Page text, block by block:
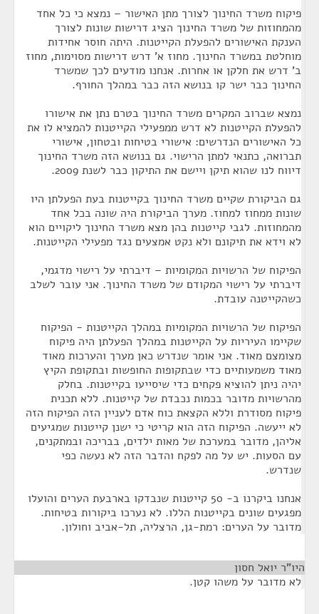
פיקוח משרד החינוך לצורך מתן האישור – נמצא כי כל אחד
מהמחוזות של משרד החינוך הציג דרישות שונות לצורך
הענקת האישורים להפעלת הקייטנות. היתה חוסר אחידות
מוחלטת במשרד החינוך. מחוז א' דרש דרישות מסוימות, מחוז
ב' דרש את חלקן או אחרות. אנחנו מודעים לכך שמשרד
החינוך כבר ישר קו בנושא הזה כבר במהלך החורף.
נמצא שברוב המקרים משרד החינוך בטרם נתן את אישורו
להפעלת הקייטנות לא דרש ממפעילי הקייטנות להמציא לו את
כל האישורים הנדרשים: אישורי בטיחות ובטחון, אישורי
תברואה, כתנאי למתן הרישוי. גם בנושא הזה משרד החינוך
דיווח לנו שהוא תיקן ויישם את התיקון כבר לשנת 2009.
גם הביקורת שקיים משרד החינוך בקייטנות בעת הפעלתן היו
שונות ממחוז למחוז. מערך הביקורת היה שונה בכל אחד
מהמחוזות. לגבי קייטנות בהן מצא משרד החינוך ליקויים הוא
לא וידא את תיקונם ולא נקט אמצעים נגד מפעילי הקייטנות.
הפיקוח של הרשויות המקומיות – דיברתי על רישוי מדגמי,
דיברתי על רישוי המקודם של משרד החינוך. אני עובר לשלב
כשהקייטנה עובדת.
הפיקוח של הרשויות המקומיות במהלך הקייטנות - הפיקוח
שקיימו העיריות על הקייטנות במהלך הפעלתן היה פיקוח
מצומצם מאוד. אני אומר שנדרש כאן מערך והערכות מאוד
מאוד משמעותיים כדי שבתקופות החופשות ובתקופת הקיץ
יהיה ניתן להוציא פקחים כדי שיסייעו בקייטנות. בחלק
מהרשויות מדובר בכמות נכבדת של קייטנות. ללא תכנית
פיקוח מסודרת וללא הקצאת כוח אדם לעניין הזה הפיקוח הזה
לא ייעשה. הפיקוח הזה הוא קריטי כי ישנן קייטנות שמגיעים
אליהן, מדובר במערכת של מאות ילדים, בבריכה ובמתקנים,
עם הסעות. יש על מה לפקח והדבר הזה לא נעשה כפי
שנדרש.
אנחנו ביקרנו ב- 50 קייטנות שנבדקו בארבעת הערים והועלו
מפגעים שונים בקייטנות הללו. לא נערכו ביקורות בטיחות.
מדובר על הערים: רמת-גן, הרצליה, תל-אביב וחולון.
היו"ר יואל חסון
לא מדובר על משהו קטן.